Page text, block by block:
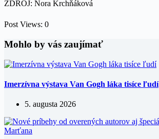
ZDROJ: Nora Krchňáková
Post Views: 0
Mohlo by vás zaujímať
Imerzívna výstava Van Gogh láka tisíce ľudí
5. augusta 2026